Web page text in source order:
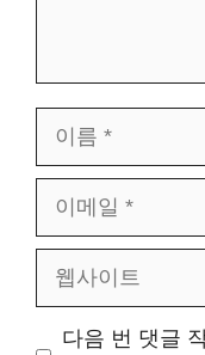
름
메
사
다음 번 댓글